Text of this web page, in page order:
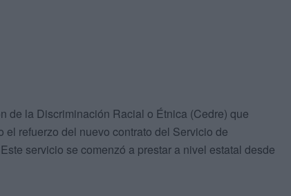
de la Discriminación Racial o Étnica (Cedre) que
refuerzo del nuevo contrato del Servicio de
servicio se comenzó a prestar a nivel estatal desde